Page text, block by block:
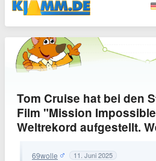
Tom Cruise hat bei den
Film "Mission
Weltrekord aufgestellt.
69wolle 11. Juni 2025